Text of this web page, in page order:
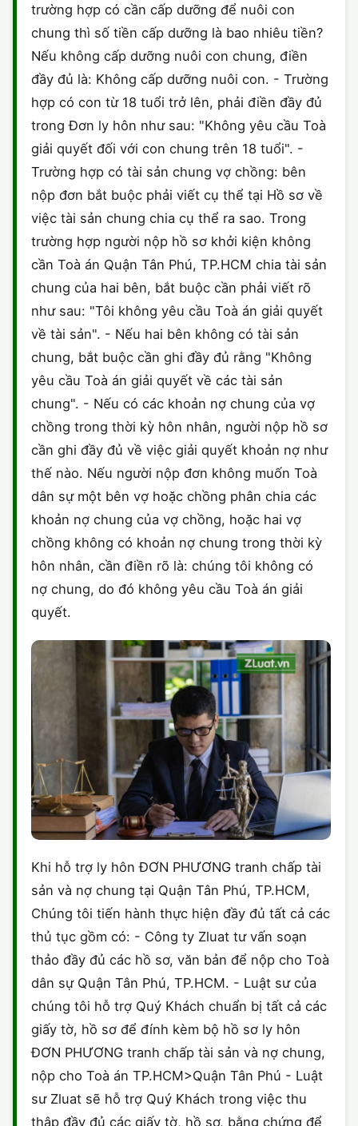
THỪA KẾ - DI CHÚC
THUẾ VÀ KẾ TOÁN
TRÍCH LỤC HỘ TỊCH
CÔNG BỐ SẢN PHẨM
CHỨNG NHẬN HACCP
trường hợp có cần cấp dưỡng để nuôi con
chung thì số tiền cấp dưỡng là bao nhiêu tiền?
Nếu không cấp dưỡng nuôi con chung, điền
đầy đủ là: Không cấp dưỡng nuôi con. - Trường
hợp có con từ 18 tuổi trở lên, phải điền đầy đủ
trong Đơn ly hôn như sau: "Không yêu cầu Toà
giải quyết đối với con chung trên 18 tuổi". -
Trường hợp có tài sản chung vợ chồng: bên
nộp đơn bắt buộc phải viết cụ thể tại Hồ sơ về
việc tài sản chung chia cụ thể ra sao. Trong
trường hợp người nộp hồ sơ khởi kiện không
cần Toà án Quận Tân Phú, TP.HCM chia tài sản
chung của hai bên, bắt buộc cần phải viết rõ
như sau: "Tôi không yêu cầu Toà án giải quyết
về tài sản". - Nếu hai bên không có tài sản
chung, bắt buộc cần ghi đầy đủ rằng "Không
yêu cầu Toà án giải quyết về các tài sản
chung". - Nếu có các khoản nợ chung của vợ
chồng trong thời kỳ hôn nhân, người nộp hồ sơ
cần ghi đầy đủ về việc giải quyết khoản nợ như
thế nào. Nếu người nộp đơn không muốn Toà
dân sự một bên vợ hoặc chồng phân chia các
khoản nợ chung của vợ chồng, hoặc hai vợ
chồng không có khoản nợ chung trong thời kỳ
hôn nhân, cần điền rõ là: chúng tôi không có
nợ chung, do đó không yêu cầu Toà án giải
quyết.
Khi hỗ trợ ly hôn ĐƠN PHƯƠNG tranh chấp tài
sản và nợ chung tại Quận Tân Phú, TP.HCM,
Chúng tôi tiến hành thực hiện đầy đủ tất cả các
thủ tục gồm có: - Công ty Zluat tư vấn soạn
thảo đầy đủ các hồ sơ, văn bản để nộp cho Toà
dân sự Quận Tân Phú, TP.HCM. - Luật sư của
chúng tôi hỗ trợ Quý Khách chuẩn bị tất cả các
giấy tờ, hồ sơ để đính kèm bộ hồ sơ ly hôn
ĐƠN PHƯƠNG tranh chấp tài sản và nợ chung,
nộp cho Toà án TP.HCM>Quận Tân Phú - Luật
sư Zluat sẽ hỗ trợ Quý Khách trong việc thu
thập đầy đủ các giấy tờ, hồ sơ, bằng chứng để